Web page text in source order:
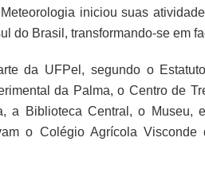
iniciou suas
do Brasil, transformando-se em
da UFPel, segundo o
da Palma, o Centro de
a Biblioteca Central, o Museu,
o Colégio Agrícola